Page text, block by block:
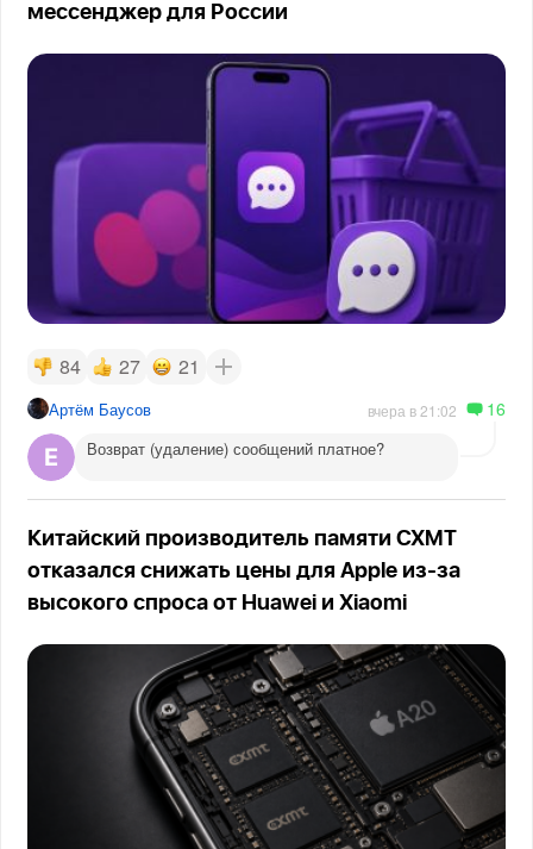
мессенджер для России
84 27 21
Артём Баусов вчера в 21:02 16
Возврат (удаление) сообщений платное?
Китайский производитель памяти CXMT
отказался снижать цены для Apple из-за
высокого спроса от Huawei и Xiaomi